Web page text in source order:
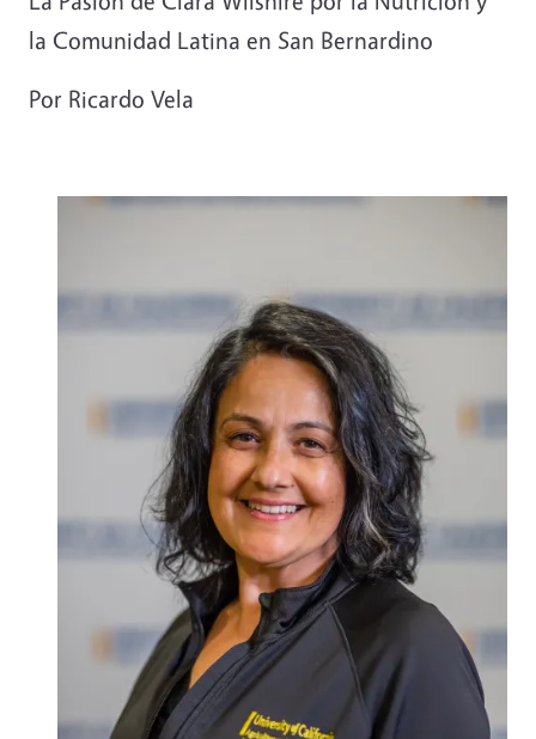
la Comunidad Latina en San Bernardino
Por Ricardo Vela